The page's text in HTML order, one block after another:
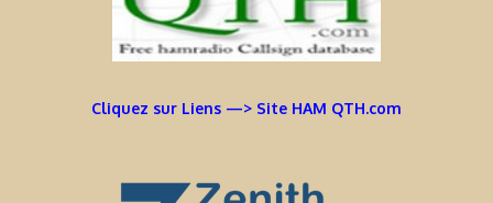
Cliquez sur Liens —> Site HAM QTH.com